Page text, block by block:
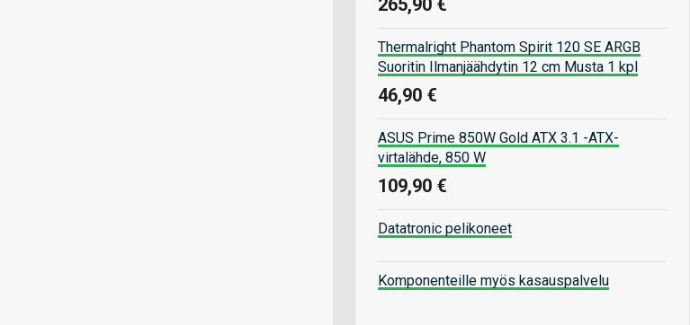
265,90 €
Thermalright Phantom Spirit 120 SE ARGB
Suoritin Ilmanjäähdytin 12 cm Musta 1 kpl
46,90 €
ASUS Prime 850W Gold ATX 3.1 -ATX-
virtalähde, 850 W
109,90 €
Datatronic pelikoneet
Komponenteille myös kasauspalvelu